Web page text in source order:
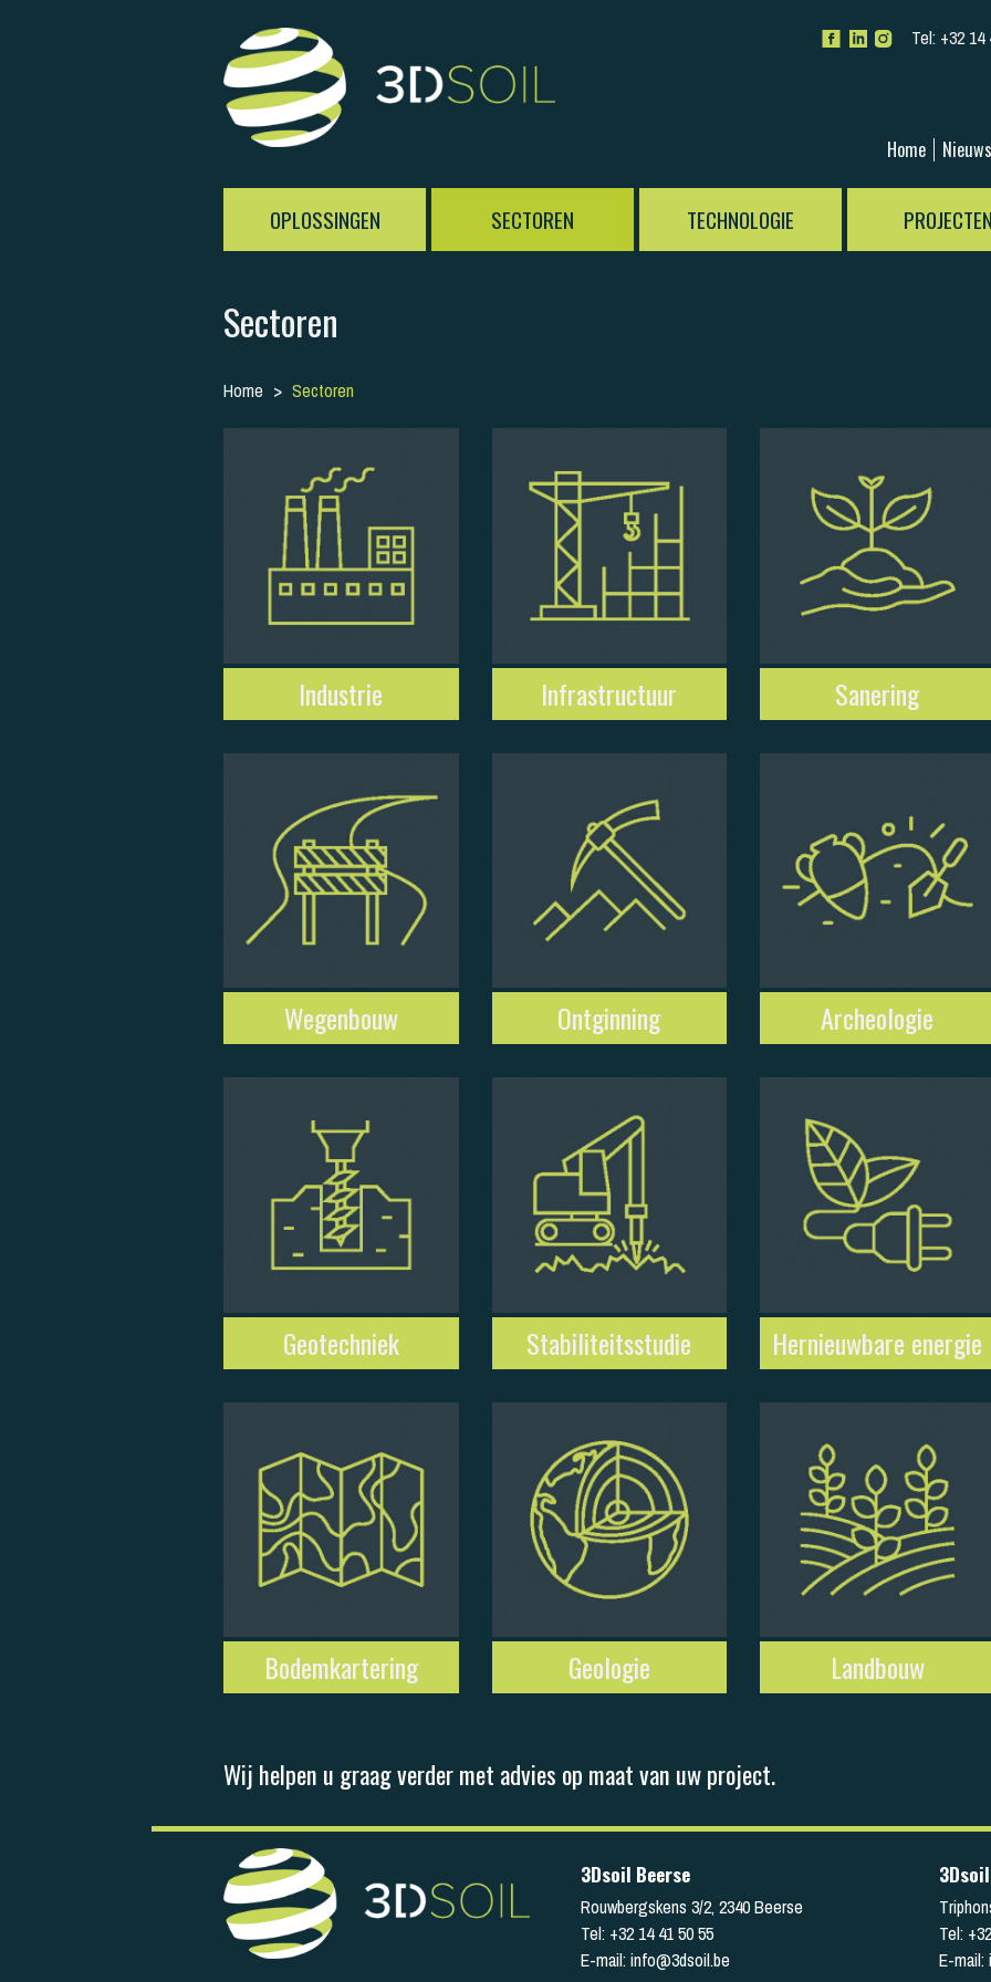
Tel: +32 14
OPLOSSINGEN SECTOREN TECHNOLOGIE
Home Nieuws
Sectoren
Home Sectoren
Industrie Infrastructuur Sanering
Wegenbouw Ontginning Archeologie
Geotechniek Stabiliteitsstudie Hernieuwbare energie
Bodemkartering Geologie Landbouw
Wij helpen u graag verder met advies op maat van uw project.
3Dsoil Beerse
Rouwbergskens 3/2,2340Beerse
Tel: +32 14 41 50 55
E-mail:info@3dsoil.be
Tel:
E-mail: